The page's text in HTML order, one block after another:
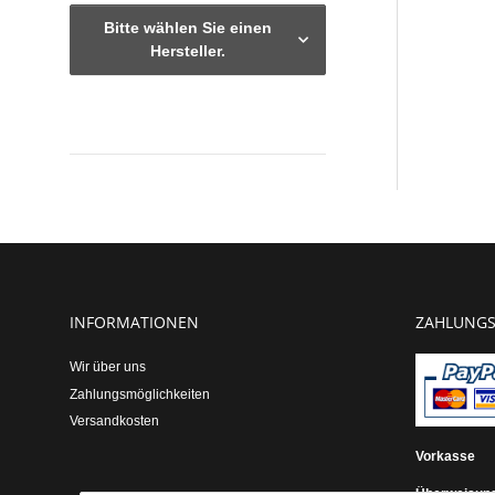
Bitte wählen Sie einen
Hersteller.
INFORMATIONEN
Wir über uns
Zahlungsmöglichkeiten
Versandkosten
Vorkasse